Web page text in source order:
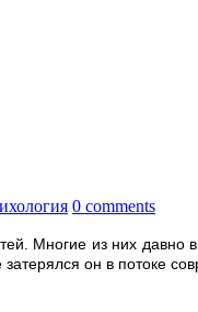
0 comments
Многие из них
он в потоке